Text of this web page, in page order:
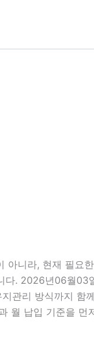
니라, 현재 필
. 2026년06월
관리 방식까지
월 납입 기준을